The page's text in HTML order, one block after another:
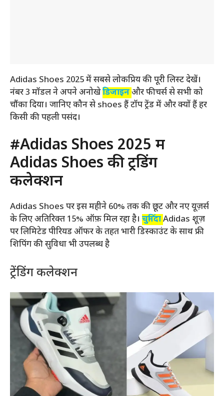
Adidas Shoes 2025 में सबसे लोकप्रिय की पूरी लिस्ट देखें।
नंबर 3 मॉडल ने अपने अनोखेडिजाइनऔर फीचर्स से सभी को
चौंका दिया। जानिए कौन से shoes हैं टॉप ट्रेंड में और क्यों हैं हर
किसी की पहली पसंद।
#Adidas Shoes 2025 में
Adidas Shoes की ट्रेंडिंग
कलेक्शन
Adidas Shoes पर इस महीने 60% तक की छूट और नए यूज़र्स
के लिए अतिरिक्त 15% ऑफ़ मिल रहा है। चुनिंदाAdidas शूज़
पर लिमिटेड पीरियड ऑफर के तहत भारी डिस्काउंट के साथ फ्री
शिपिंग की सुविधा भी उपलब्ध है
ट्रेंडिंग कलेक्शन